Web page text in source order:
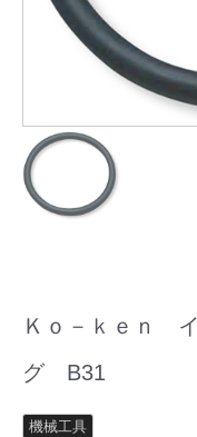
Ｋｏ－ｋｅｎ
グ B31
機械工具